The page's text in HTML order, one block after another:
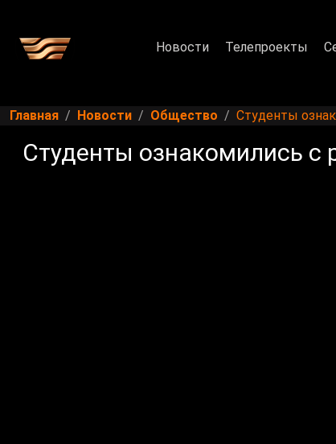
Новости Телепроекты
Главная Новости Общество Студенты
Студенты ознакомились с